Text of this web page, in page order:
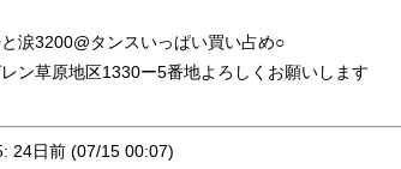
涙3200@タンスいっぱい買い占め○
ン草原地区1330ー5番地よろしくお願いします
: 24日前 (07/15 00:07)